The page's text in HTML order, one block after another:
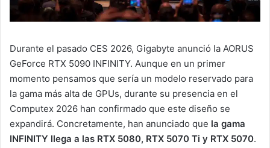
Durante el pasado CES 2026, Gigabyte anunció la AORUS
GeForce RTX 5090 INFINITY. Aunque en un primer
momento pensamos que sería un modelo reservado para
la gama más alta de GPUs, durante su presencia en el
Computex 2026 han confirmado que este diseño se
expandirá. Concretamente, han anunciado que la gama
INFINITY llega a las RTX 5080, RTX 5070 Ti y RTX 5070.